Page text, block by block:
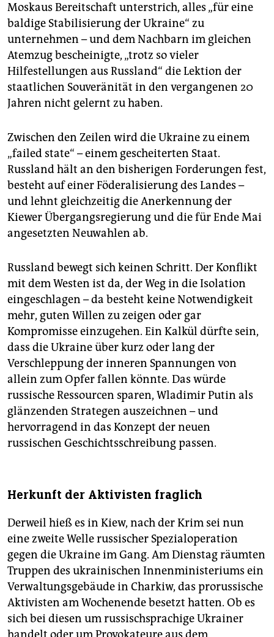
Moskaus Bereitschaft unterstrich, alles „für eine
baldige Stabilisierung der Ukraine“ zu
unternehmen – und dem Nachbarn im gleichen
Atemzug bescheinigte, „trotz so vieler
Hilfestellungen aus Russland“ die Lektion der
staatlichen Souveränität in den vergangenen 20
Jahren nicht gelernt zu haben.
Zwischen den Zeilen wird die Ukraine zu einem
„failed state“ – einem gescheiterten Staat.
Russland hält an den bisherigen Forderungen fest,
besteht auf einer Föderalisierung des Landes –
und lehnt gleichzeitig die Anerkennung der
Kiewer Übergangsregierung und die für Ende Mai
angesetzten Neuwahlen ab.
Russland bewegt sich keinen Schritt. Der Konflikt
mit dem Westen ist da, der Weg in die Isolation
eingeschlagen – da besteht keine Notwendigkeit
mehr, guten Willen zu zeigen oder gar
Kompromisse einzugehen. Ein Kalkül dürfte sein,
dass die Ukraine über kurz oder lang der
Verschleppung der inneren Spannungen von
allein zum Opfer fallen könnte. Das würde
russische Ressourcen sparen, Wladimir Putin als
glänzenden Strategen auszeichnen – und
hervorragend in das Konzept der neuen
russischen Geschichtsschreibung passen.
Herkunft der Aktivisten fraglich
Derweil hieß es in Kiew, nach der Krim sei nun
eine zweite Welle russischer Spezialoperation
gegen die Ukraine im Gang. Am Dienstag räumten
Truppen des ukrainischen Innenministeriums ein
Verwaltungsgebäude in Charkiw, das prorussische
Aktivisten am Wochenende besetzt hatten. Ob es
sich bei diesen um russischsprachige Ukrainer